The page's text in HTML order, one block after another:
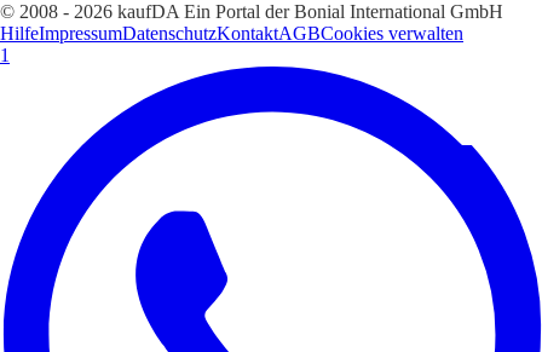
© 2008 - 2026 kaufDA Ein Portal der Bonial International GmbH
HilfeImpressumDatenschutzKontaktAGBCookies verwalten
1